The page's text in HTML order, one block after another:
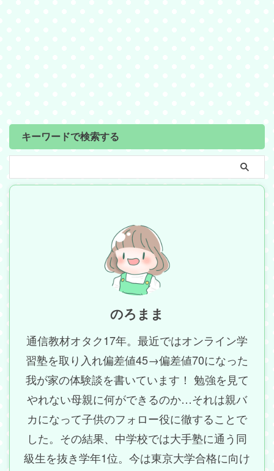
キーワードで検索する
のろまま
通信教材オタク17年。最近ではオンライン学
習塾を取り入れ偏差値45→偏差値70になった
我が家の体験談を書いています！ 勉強を見て
やれない母親に何ができるのか…それは親バ
カになって子供のフォロー役に徹することで
した。その結果、中学校では大手塾に通う同
級生を抜き学年1位。今は東京大学合格に向け